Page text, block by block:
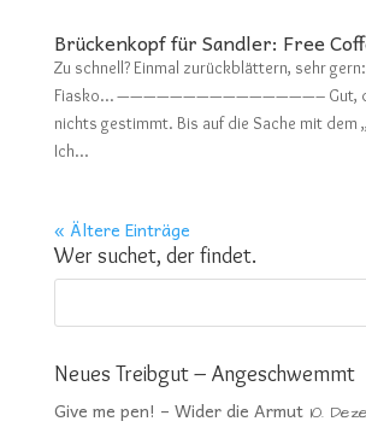
Brückenkopf für Sandler: Free
Zu schnell? Einmal zurückblättern, sehr
Fiasko… ———————————————– Gut,
nichts gestimmt. Bis auf die Sache mit dem
Ich...
« Ältere Einträge
Wer suchet, der findet.
Neues Treibgut – Angeschwemmt
Give me pen! – Wider die Armut 10.